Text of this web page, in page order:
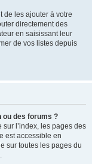
de les ajouter à votre
directement des
en saisissant leur
de vos listes depuis
ou des forums ?
l’index, les pages des
est accessible en
sur toutes les pages du